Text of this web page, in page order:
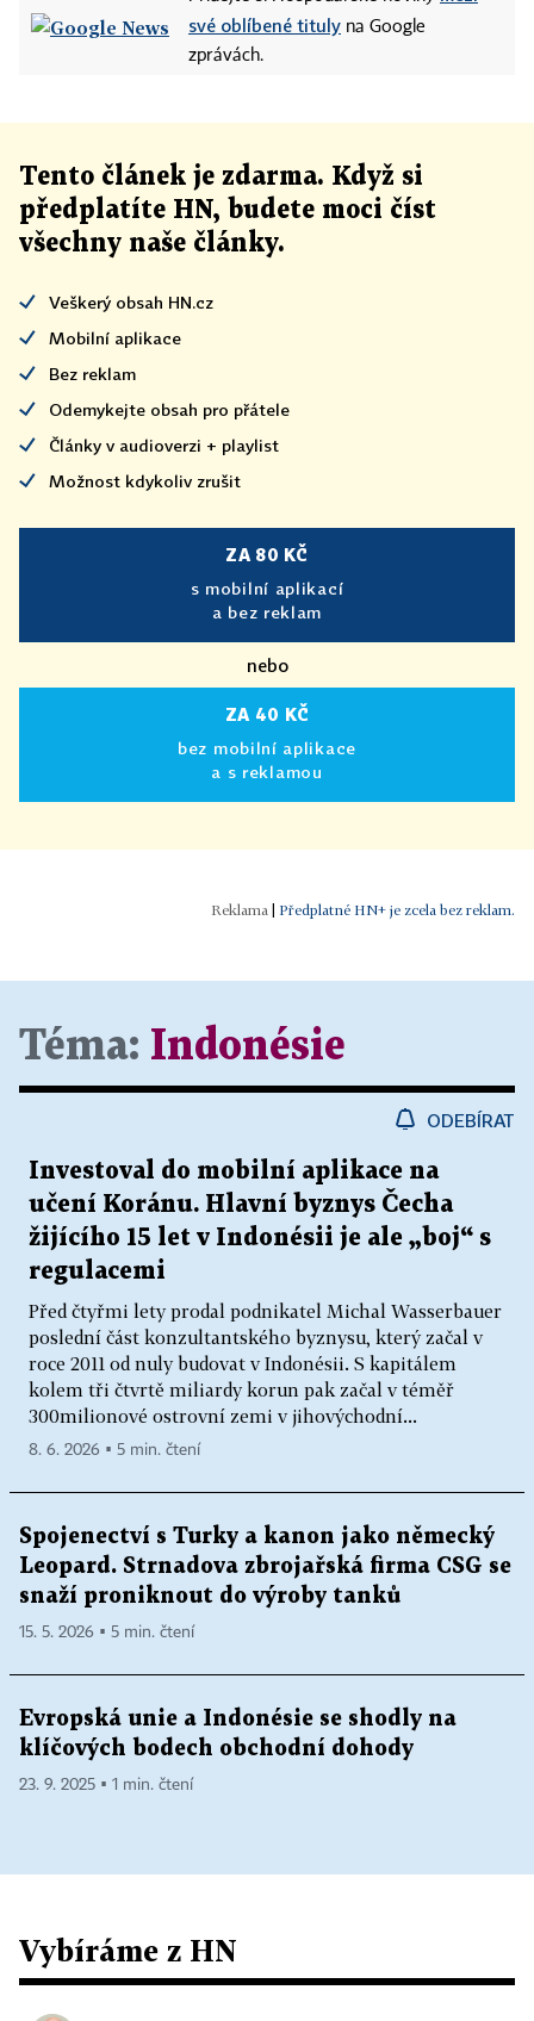
své oblíbené tituly na Google
zprávách.
Tento článek je zdarma. Když si
předplatíte HN, budete moci číst
všechny naše články.
Veškerý obsah HN.cz
Mobilní aplikace
Bez reklam
Odemykejte obsah pro přátele
Články v audioverzi + playlist
Možnost kdykoliv zrušit
ZA 80 KČ
s mobilní aplikací
a bez reklam
nebo
ZA 40 KČ
bez mobilní aplikace
a s reklamou
Předplatné HN+ je zcela bez reklam.
Téma: Indonésie
ODEBÍRAT
Investoval do mobilní aplikace na
učení Koránu. Hlavní byznys Čecha
žijícího 15 let v Indonésii je ale „boj“ s
regulacemi
Před čtyřmi lety prodal podnikatel Michal Wasserbauer
poslední část konzultantského byznysu, který začal v
roce 2011 od nuly budovat v Indonésii. S kapitálem
kolem tři čtvrtě miliardy korun pak začal v téměř
300milionové ostrovní zemi v jihovýchodní...
8. 6. 2026 ▪ 5 min. čtení
Spojenectví s Turky a kanon jako německý
Leopard. Strnadova zbrojařská firma CSG se
snaží proniknout do výroby tanků
15. 5. 2026 ▪ 5 min. čtení
Evropská unie a Indonésie se shodly na
klíčových bodech obchodní dohody
23. 9. 2025 ▪ 1 min. čtení
Vybíráme z HN